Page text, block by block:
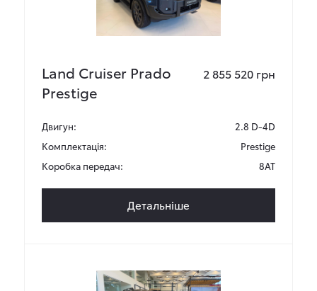
Land Cruiser Prado
Prestige
2 855 520 грн
Двигун:
2.8 D-4D
Комплектація:
Prestige
Коробка передач:
8AT
Детальніше